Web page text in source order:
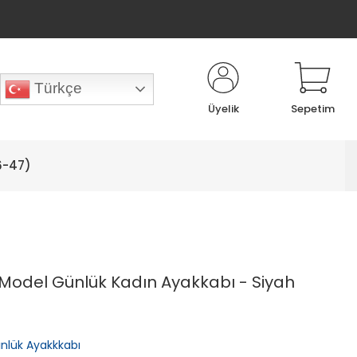
Türkçe
Üyelik Sepetim
47)
Günlük Kadın Ayakkabı - Siyah
Ayakkkabı